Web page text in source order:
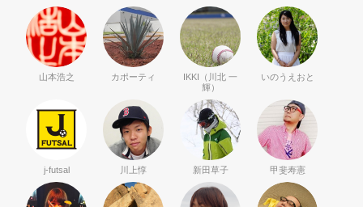
山本浩之 カポーティ
IKKI（川北 一
輝）
いのうえおと
j-futsal 川上惇 新田草子 甲斐寿憲